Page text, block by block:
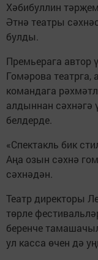
Хәбибуллин
Әтнә театры
булды.
Премьерага автор
Гомәрова театрга,
командага
алдыннан сәхнәгә
белдерде.
«Спектакль бик
Аңа озын сәхнә
сәхнәдән.
Театр директоры
төрле
беренче
ул касса өчен дә